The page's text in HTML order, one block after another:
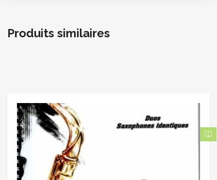
Produits similaires